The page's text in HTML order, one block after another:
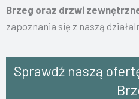
Brzeg oraz drzwi
zapoznania się z naszą
Sprawdź naszą